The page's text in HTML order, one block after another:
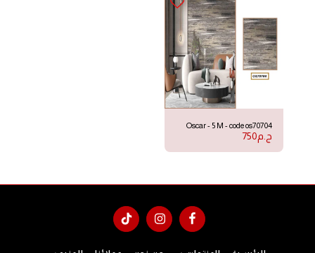
Oscar - 5 M - code os70704
ج.م750